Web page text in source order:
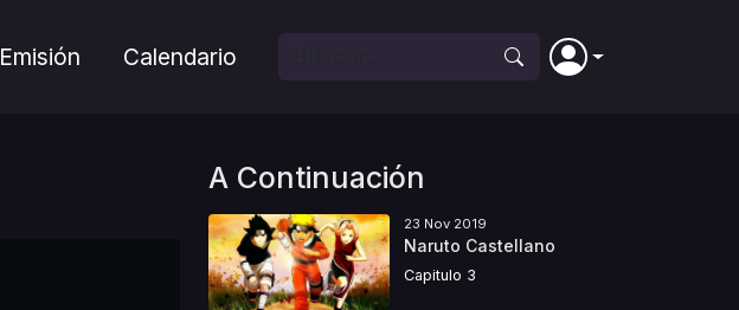
Emisión Calendario
A Continuación
23 Nov 2019
Naruto Castellano
Capitulo 3